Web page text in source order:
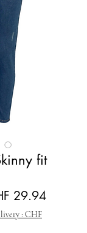
fit
29.94Sale-Preis
: CHF